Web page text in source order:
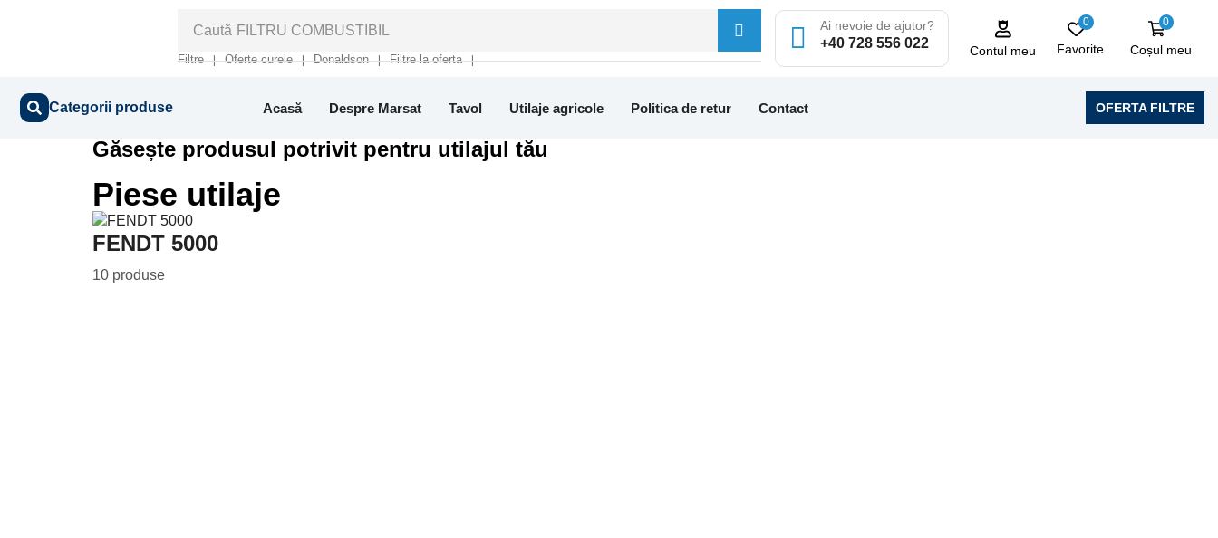
Caută FILTRU COMBUSTIBIL
Filtre ❘ Oferte curele ❘ Donaldson ❘ Filtre la oferta ❘
Ai nevoie de ajutor?
+40 728 556 022
Contul meu
0
Favorite
0
Coșul meu
Categorii produse Acasă Despre Marsat Tavol Utilaje agricole Politica de retur Contact OFERTA FILTRE
Găsește produsul potrivit pentru utilajul tău
Piese utilaje
FENDT 5000
10 produse